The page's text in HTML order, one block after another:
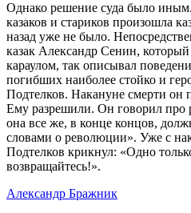
Однако решение суда было
казаков и стариков произошла
назад уже не было.
казак Александр Сенин, который
караулом, так описывал
погибших наиболее стойко и
Подтелков. Накануне смерти он
Ему разрешили. Он говорил про
она все же, в конце концов,
словами о революции». Уже с
Подтелков крикнул: «Одно
возвращайтесь!».
Александр Бражник